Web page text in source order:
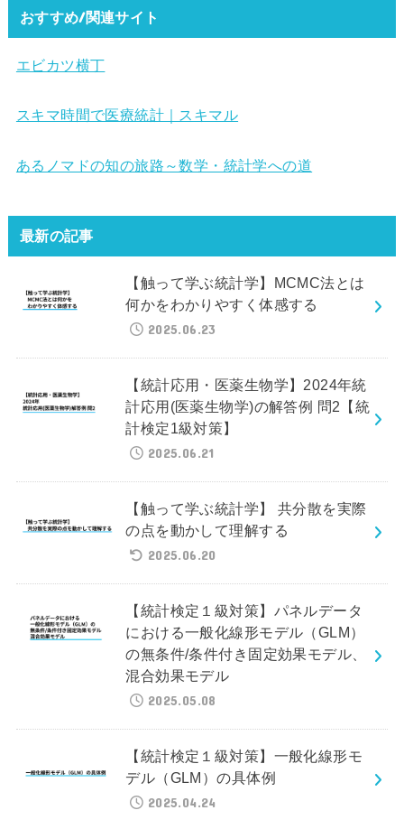
おすすめ/関連サイト
エビカツ横丁
スキマ時間で医療統計｜スキマル
あるノマドの知の旅路～数学・統計学への道
最新の記事
【触って学ぶ統計学】MCMC法とは
何かをわかりやすく体感する
2025.06.23
【統計応用・医薬生物学】2024年統
計応用(医薬生物学)の解答例 問2【統
計検定1級対策】
2025.06.21
【触って学ぶ統計学】 共分散を実際
の点を動かして理解する
2025.06.20
【統計検定１級対策】パネルデータ
における一般化線形モデル（GLM）
の無条件/条件付き固定効果モデル、
混合効果モデル
2025.05.08
【統計検定１級対策】一般化線形モ
デル（GLM）の具体例
2025.04.24